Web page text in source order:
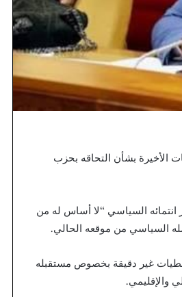
الأخيرة بشأن التحاقه بحزب
حول تغيير انتمائه السياسي “لا أساس له من
السياسي من موقعه الحالي.
غير دقيقة بخصوص مستقبله
والإقليمي.